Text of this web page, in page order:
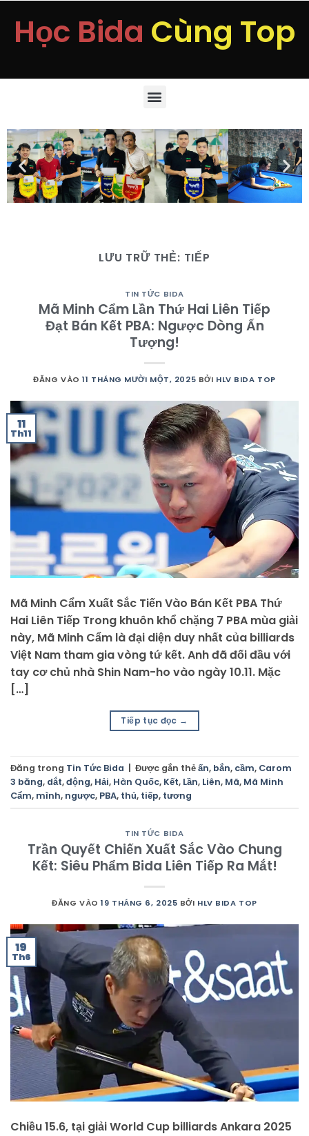
Học Bida Cùng Top
LƯU TRỮ THẺ: TIẾP
TIN TỨC BIDA
Mã Minh Cẩm Lần Thứ Hai Liên Tiếp
Đạt Bán Kết PBA: Ngược Dòng Ấn
Tượng!
ĐĂNG VÀO11 THÁNG MƯỜI MỘT, 2025 BỞI HLV BIDA TOP
11
Th11
Mã Minh Cẩm Xuất Sắc Tiến Vào Bán Kết PBA Thứ
Hai Liên Tiếp Trong khuôn khổ chặng 7 PBA mùa giải
này, Mã Minh Cẩm là đại diện duy nhất của billiards
Việt Nam tham gia vòng tứ kết. Anh đã đối đầu với
tay cơ chủ nhà Shin Nam-ho vào ngày 10.11. Mặc
[…]
Tiếp tục đọc →
Đăng trong Tin Tức Bida Được gắn thẻấn, bắn, cầm, Carom
3 băng, dắt,động, Hải, Hàn Quốc, Kết, Lần, Liên, Mã, Mã Minh
Cẩm, mình, ngược, PBA, thủ, tiếp, tương
TIN TỨC BIDA
Trần Quyết Chiến Xuất Sắc Vào Chung
Kết: Siêu Phẩm Bida Liên Tiếp Ra Mắt!
ĐĂNG VÀO19 THÁNG 6, 2025 BỞI HLV BIDA TOP
19
Th6
Chiều 15.6, tại giải World Cup billiards Ankara 2025